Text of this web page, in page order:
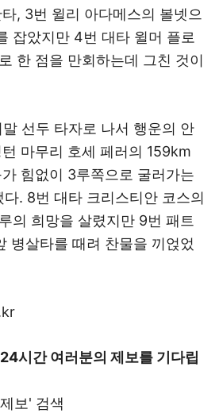
, 3번 윌리 아다메스의 볼넷으
잡았지만 4번 대타 윌머 플로
한 점을 만회하는데 그친 것이
선두 타자로 나서 행운의 안
마무리 호세 페러의 159km
힘없이 3루쪽으로 굴러가는
. 8번 대타 크리스티안 코스의
의 희망을 살렸지만 9번 패트
병살타를 때려 찬물을 끼얹었
시간 여러분의 제보를 기다립
보' 검색